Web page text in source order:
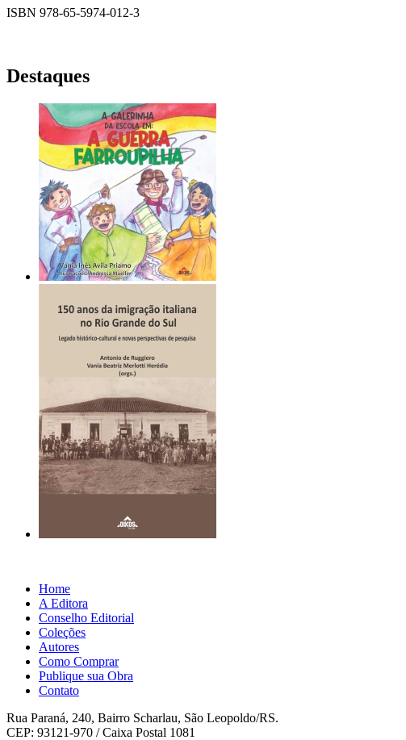
ISBN 978-65-5974-012-3
Destaques
Home
A Editora
Conselho Editorial
Coleções
Autores
Como Comprar
Publique sua Obra
Contato
Rua Paraná, 240, Bairro Scharlau, São Leopoldo/RS.
CEP: 93121-970 / Caixa Postal 1081